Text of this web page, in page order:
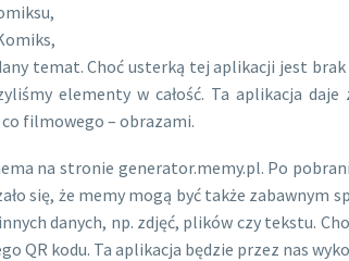
temat. Choć usterką tej aplikacji jest
elementy w całość. Ta aplikacja
filmowego – obrazami.
na stronie generator.memy.pl. Po
się, że memy mogą być także
danych, np. zdjęć, plików czy tekstu.
QR kodu. Ta aplikacja będzie przez nas